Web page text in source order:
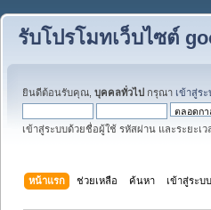
รับโปรโมทเว็บไซต์
ยินดีต้อนรับคุณ, บุคคลทั่วไป กรุณา เข้าสู่ร
เข้าสู่ระบบด้วยชื่อผู้ใช้ รหัสผ่าน และระยะเ
หน้าแรก ช่วยเหลือ ค้นหา เข้าสู่ระบบ